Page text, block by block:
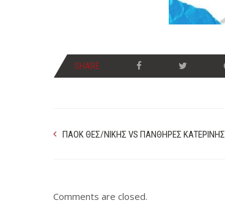
SHARE
ΠΑΟΚ ΘΕΣ/ΝΙΚΗΣ VS ΠΑΝΘΗΡΕΣ ΚΑΤΕΡΙΝΗΣ
Comments are closed.